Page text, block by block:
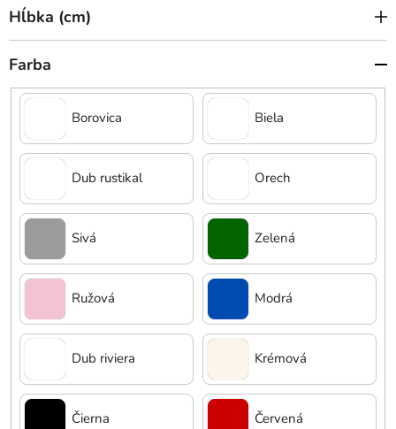
Hĺbka (cm)
Farba
Borovica Biela
Dub rustikal Orech
Sivá Zelená
Ružová Modrá
Dub riviera Krémová
Čierna Červená